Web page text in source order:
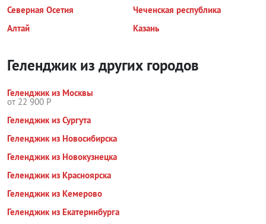
Северная Осетия
Чеченская республика
Алтай
Казань
Геленджик из других городов
Геленджик из Москвы
от 22 900 Р
Геленджик из Сургута
Геленджик из Новосибирска
Геленджик из Новокузнецка
Геленджик из Красноярска
Геленджик из Кемерово
Геленджик из Екатеринбурга